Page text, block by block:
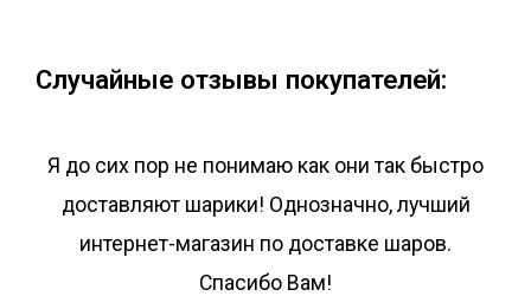
Случайные отзывы покупателей:
Я до сих пор не понимаю как они так быстро
доставляют шарики! Однозначно, лучший
интернет-магазин по доставке шаров.
Спасибо Вам!